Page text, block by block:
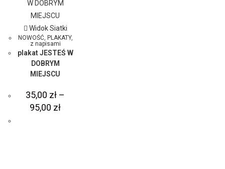
Widok Siatki
NOWOŚĆ, PLAKATY,
z napisami
plakat JESTEŚ W
DOBRYM
MIEJSCU
35,00 zł –
95,00 zł